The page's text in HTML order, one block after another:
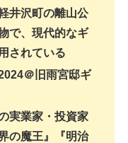
井沢町の離山公
で、現代的なギ
されている
＠旧雨宮邸ギ
実業家・投資家
の魔王』『明治